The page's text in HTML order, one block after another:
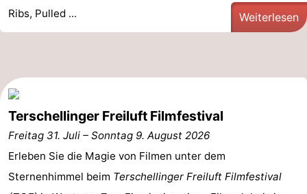
West
Tjermelân
Campingplätze
-
De
Riesen
-
Elements
-
Schuttersbos
-
Ribs, Pulled ...
Weiterlesen
Terschellinger Freiluft Filmfestival
Freitag 31. Juli – Sonntag 9. August 2026
Erleben Sie die Magie von Filmen unter dem
Sternenhimmel beim Terschellinger Freiluft Filmfestival